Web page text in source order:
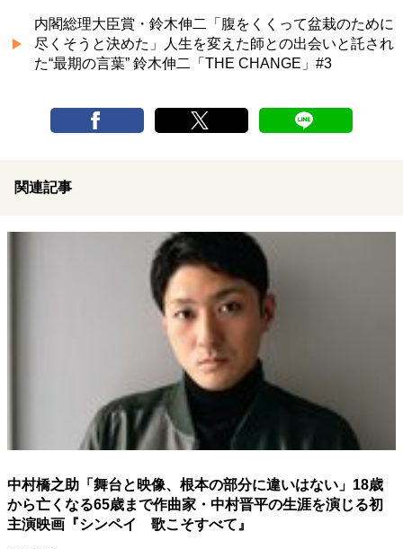
内閣総理大臣賞・鈴木伸二「腹をくくって盆栽のために
尽くそうと決めた」人生を変えた師との出会いと託され
た“最期の言葉” 鈴木伸二「THE CHANGE」#3
関連記事
中村橋之助「舞台と映像、根本の部分に違いはない」18歳
から亡くなる65歳まで作曲家・中村晋平の生涯を演じる初
主演映画『シンペイ 歌こそすべて』